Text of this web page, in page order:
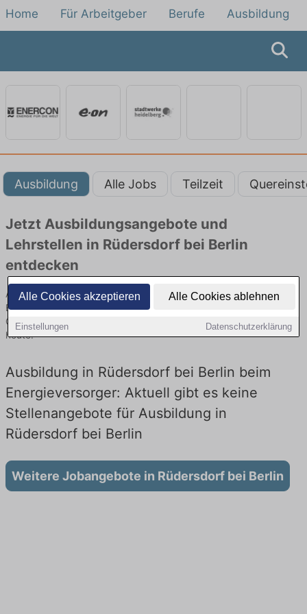
Alle Cookies akzeptieren Alle Cookies ablehnen
Einstellungen Datenschutzerklärung
Home Für Arbeitgeber Berufe Ausbildung
Ausbildung Alle Jobs Teilzeit
Jetzt Ausbildungsangebote und
Lehrstellen in Rüdersdorf bei Berlin
entdecken
Ausbildungsangebote beim Energieversorger in Rüdersdorf bei
Berlin finden Sie von namhaften Firmen. Entdecken Sie freie
Optionen von Top-Arbeitgebern und bewerben Sie sich noch
heute.
Ausbildung in Rüdersdorf bei Berlin beim
Energieversorger: Aktuell gibt es keine
Stellenangebote für Ausbildung in
Rüdersdorf bei Berlin
Weitere Jobangebote in Rüdersdorf bei Berlin